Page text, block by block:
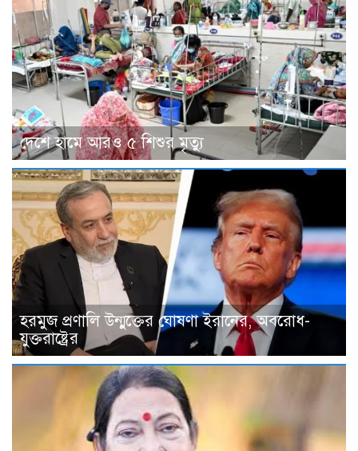
দেশে হামে আরও ৫ শিশুর মৃত্যু
হরমুজ প্রণালি উন্মুক্তের ঘোষণা ইরানের, অবরোধ-
যুক্তরাষ্ট্রের